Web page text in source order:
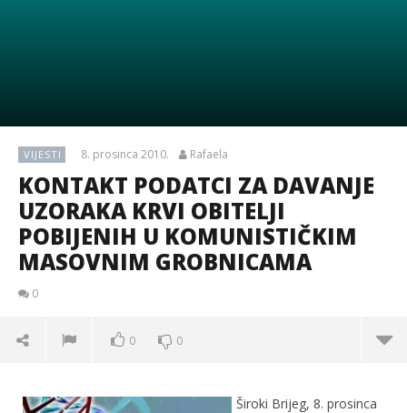
VIJESTI 8. prosinca 2010. Rafaela
KONTAKT PODATCI ZA DAVANJE
UZORAKA KRVI OBITELJI
POBIJENIH U KOMUNISTIČKIM
MASOVNIM GROBNICAMA
0
0 0
Široki Brijeg, 8. prosinca